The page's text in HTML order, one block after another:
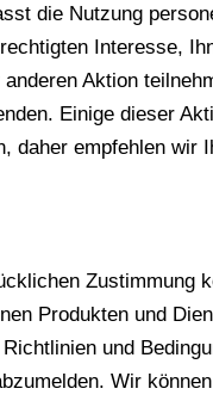
die Nutzung
Interesse,
Aktion
Einige dieser
daher empfehlen
Zustimmung
Produkten und
und
Wir